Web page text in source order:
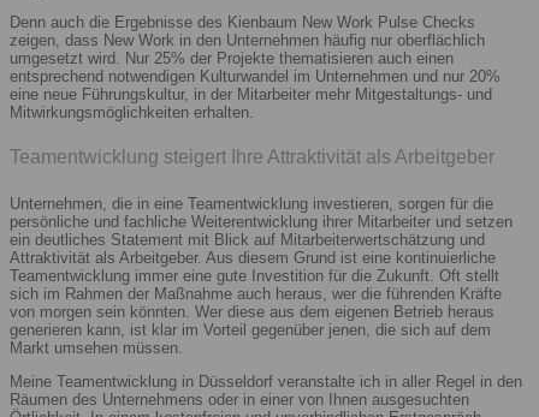
Denn auch die Ergebnisse des Kienbaum New Work Pulse Checks
zeigen, dass New Work in den Unternehmen häufig nur oberflächlich
umgesetzt wird. Nur 25% der Projekte thematisieren auch einen
entsprechend notwendigen Kulturwandel im Unternehmen und nur 20%
eine neue Führungskultur, in der Mitarbeiter mehr Mitgestaltungs- und
Mitwirkungsmöglichkeiten erhalten.
Teamentwicklung steigert Ihre Attraktivität als Arbeitgeber
Unternehmen, die in eine Teamentwicklung investieren, sorgen für die
persönliche und fachliche Weiterentwicklung ihrer Mitarbeiter und setzen
ein deutliches Statement mit Blick auf Mitarbeiterwertschätzung und
Attraktivität als Arbeitgeber. Aus diesem Grund ist eine kontinuierliche
Teamentwicklung immer eine gute Investition für die Zukunft. Oft stellt
sich im Rahmen der Maßnahme auch heraus, wer die führenden Kräfte
von morgen sein könnten. Wer diese aus dem eigenen Betrieb heraus
generieren kann, ist klar im Vorteil gegenüber jenen, die sich auf dem
Markt umsehen müssen.
Meine Teamentwicklung in Düsseldorf veranstalte ich in aller Regel in den
Räumen des Unternehmens oder in einer von Ihnen ausgesuchten